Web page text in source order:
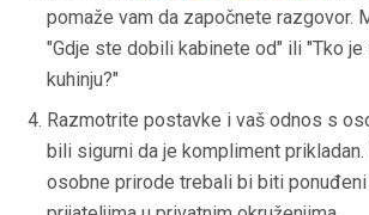
pomaže vam da započnete razgovor.
"Gdje ste dobili kabinete od" ili "Tko je
kuhinju?"
Razmotrite postavke i vaš odnos s
bili sigurni da je kompliment
osobne prirode trebali bi biti